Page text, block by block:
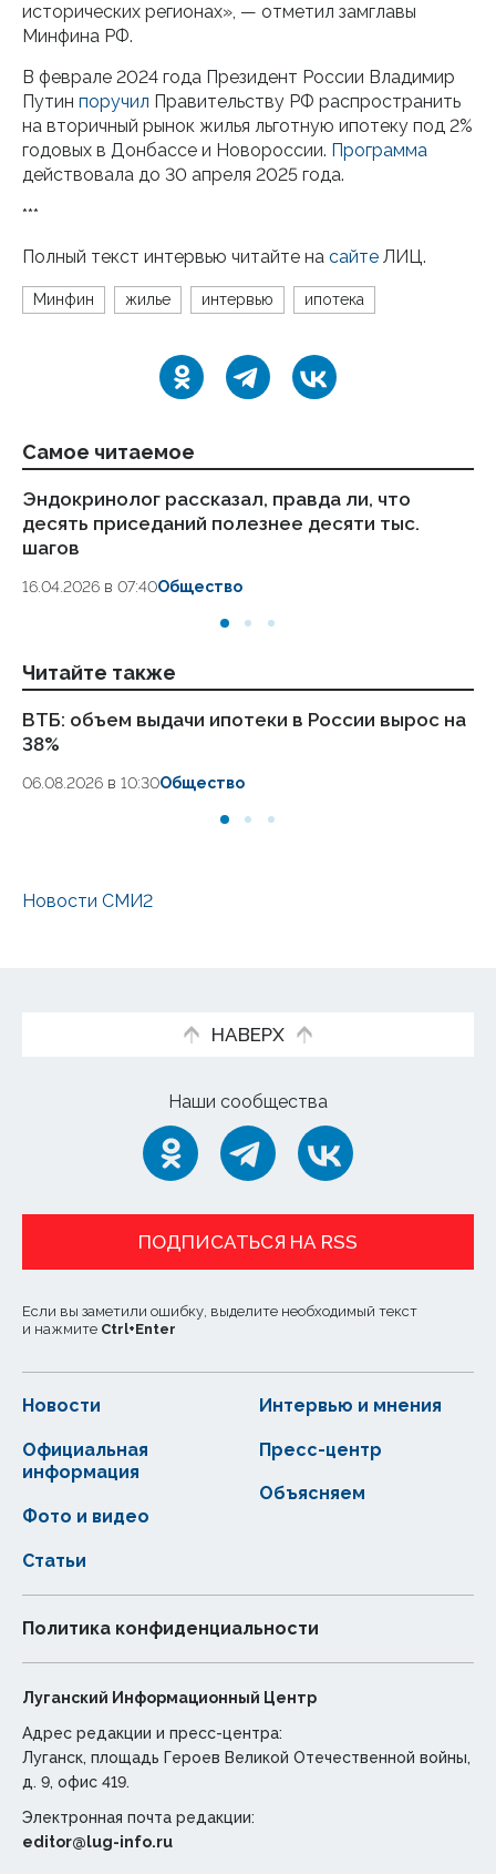
исторических регионах», — отметил замглавы
Минфина РФ.
В феврале 2024 года Президент России Владимир
Путин поручил Правительству РФ распространить
на вторичный рынок жилья льготную ипотеку под 2%
годовых в Донбассе и Новороссии. Программа
действовала до 30 апреля 2025 года.
***
Полный текст интервью читайте на сайте ЛИЦ.
Минфин жилье интервью ипотека
Самое читаемое
Эндокринолог рассказал, правда ли, что
десять приседаний полезнее десяти тыс.
шагов
16.04.2026 в 07:40Общество
Читайте также
ВТБ: объем выдачи ипотеки в России вырос на
38%
06.08.2026 в 10:30Общество
Новости СМИ2
НАВЕРХ
Наши сообщества
ПОДПИСАТЬСЯ НА RSS
Если вы заметили ошибку, выделите необходимый текст
и нажмите Ctrl+Enter
Новости
Статьи
Официальная
информация
Интервью и мнения
Фото и видео
Пресс-центр
Объясняем
Политика конфиденциальности
Луганский Информационный Центр
Адрес редакции и пресс-центра:
Луганск, площадь Героев Великой Отечественной войны,
д. 9, офис 419.
Электронная почта редакции:
editor@lug-info.ru